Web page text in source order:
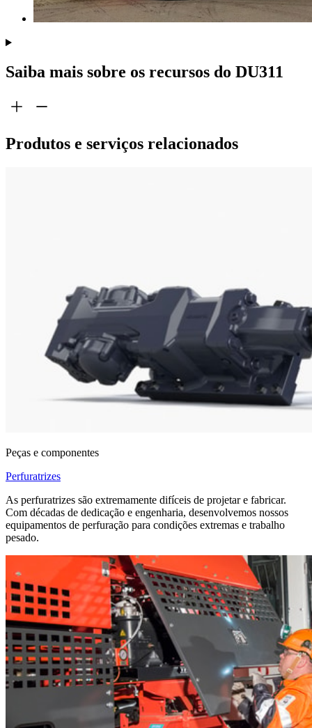
Saiba mais sobre os recursos do DU311
Produtos e serviços relacionados
Peças e componentes
Perfuratrizes
As perfuratrizes são extremamente difíceis de projetar e fabricar.
Com décadas de dedicação e engenharia, desenvolvemos nossos
equipamentos de perfuração para condições extremas e trabalho
pesado.